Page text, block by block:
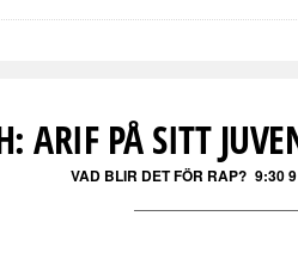
ARIF PÅ SITT
VAD BLIR DET FÖR RAP? 9:30